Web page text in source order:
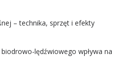
– technika, sprzęt i efekty
lędźwiowego wpływa na